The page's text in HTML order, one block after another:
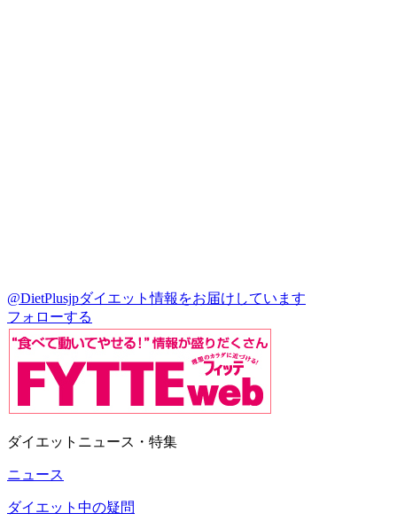
@DietPlusjpダイエット情報をお届けしています
フォローする
ダイエットニュース・特集
ニュース
ダイエット中の疑問